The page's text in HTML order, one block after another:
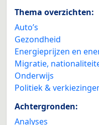
Thema overzichten:
Auto’s
Gezondheid
Energieprijzen en
Migratie,
Onderwijs
Politiek &
Achtergronden:
Analyses